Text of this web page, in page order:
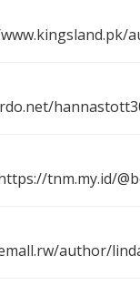
tnm.my.id/
author/